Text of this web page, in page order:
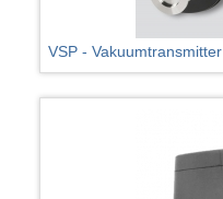
VSP - Vakuumtransmitter